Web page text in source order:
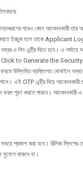
পরেও কোন আবেদনকারী তার
করতে ইচ্ছুক হলে তাকে Applicant
ও পিন এন্ট্রি দিতে হবে। এ
Click to Generate the Security
উল্লিখিত ব্যক্তিগত মোবাইল
এই OTP এন্ট্রি দিয়ে আবেদনকারী
ফরম পূরণ করতে পারবে। আবেদনকারী
সময়ে প্রকাশ করা হবে। রিলিজ স্লিপের
সুযোগ থাকবে না।